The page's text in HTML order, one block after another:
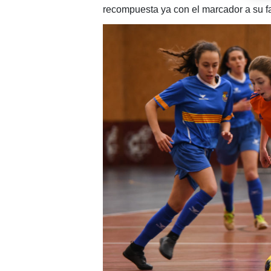
recompuesta ya con el marcador a su